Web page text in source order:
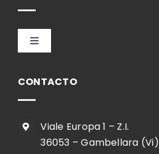
Toggle
CONTACTO
Viale Europa 1 – Z.I.
36053 – Gambellara (Vi)